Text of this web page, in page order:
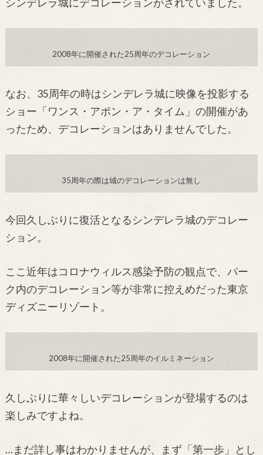
シンデレラ城にデコレーションがされていました。
2008年に開催された25周年のデコレーション
なお、35周年の時はシンデレラ城に映像を投影する
ショー「ワンス・アポン・ア・タイム」の開催があ
ったため、デコレーションはありませんでした。
35周年の際は城のデコレーションは無し
今回久しぶりに復活となるシンデレラ城のデコレー
ション。
ここ近年はコロナウィルス感染予防の観点で、パー
ク内のデコレーション等が非常に控えめだった東京
ディズニーリゾート。
2008年に開催された25周年のイルミネーション
久しぶりに華々しいデコレーションが登場するのは
楽しみですよね。
…まだ詳し事はわかりませんが、まず「第一歩」とし